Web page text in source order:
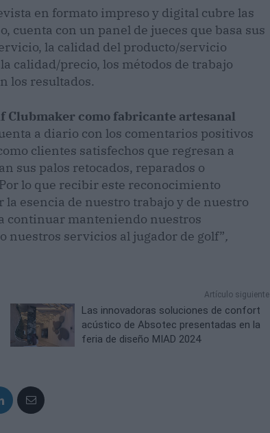
en formato impreso y digital cubre las
cuenta con un panel de jueces que basa sus
la calidad del producto/servicio
calidad/precio, los métodos de trabajo
los resultados.
Clubmaker como fabricante artesanal
a diario con los comentarios positivos
clientes satisfechos que regresan a
sus palos retocados, reparados o
lo que recibir este reconocimiento
esencia de nuestro trabajo y de nuestro
continuar manteniendo nuestros
nuestros servicios al jugador de golf”,
Artículo siguiente
Las innovadoras soluciones de confort
acústico de Absotec presentadas en la
feria de diseño MIAD 2024